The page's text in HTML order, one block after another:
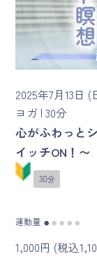
yoggy store
yoggy
マイページ
ログイン
会員規約に
2025年7月13日
ヨガ | 30分
心がふわっと
イッチON！〜
30分
運動量 ● ● ● ● ●
1,000円 (税込